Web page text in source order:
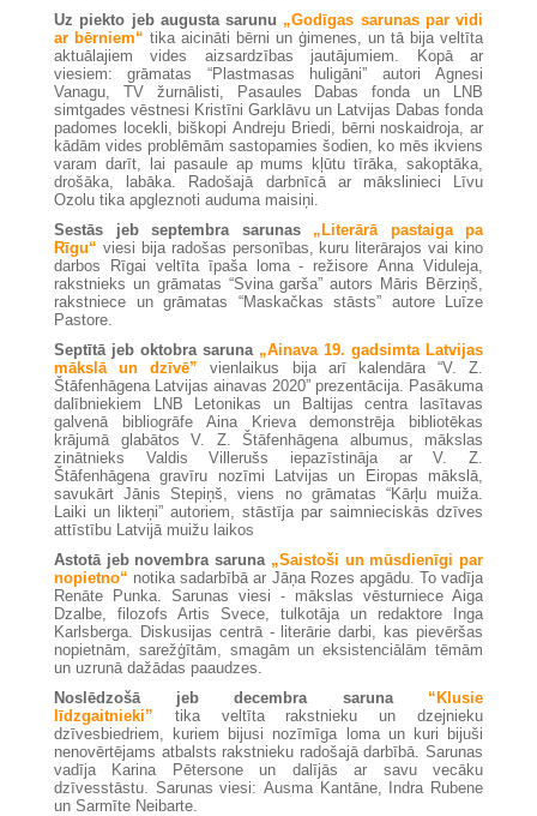
Uz piekto jeb augusta sarunu „Godīgas sarunas par vidi
ar bērniem“ tika aicināti bērni un ģimenes, un tā bija veltīta
aktuālajiem vides aizsardzības jautājumiem. Kopā ar
viesiem: grāmatas “Plastmasas huligāni” autori Agnesi
Vanagu, TV žurnālisti, Pasaules Dabas fonda un LNB
simtgades vēstnesi Kristīni Garklāvu un Latvijas Dabas fonda
padomes locekli, biškopi Andreju Briedi, bērni noskaidroja, ar
kādām vides problēmām sastopamies šodien, ko mēs ikviens
varam darīt, lai pasaule ap mums kļūtu tīrāka, sakoptāka,
drošāka, labāka. Radošajā darbnīcā ar mākslinieci Līvu
Ozolu tika apgleznoti auduma maisiņi.
Sestās jeb septembra sarunas
„Literārā pastaiga pa
Rīgu“ viesi bija radošas personības, kuru literārajos vai kino
darbos Rīgai veltīta īpaša loma - režisore Anna Viduleja,
rakstnieks un grāmatas “Svina garša” autors Māris Bērziņš,
rakstniece un grāmatas “Maskačkas stāsts” autore Luīze
Pastore.
Septītā jeb oktobra saruna „Ainava 19. gadsimta Latvijas
mākslā un dzīvē”vienlaikus bija arī kalendāra “V. Z.
Štāfenhāgena Latvijas ainavas 2020” prezentācija. Pasākuma
dalībniekiem LNB Letonikas un Baltijas centra lasītavas
galvenā bibliogrāfe Aina Krieva demonstrēja bibliotēkas
krājumā glabātos V. Z. Štāfenhāgena albumus, mākslas
zinātnieks Valdis Villerušs iepazīstināja ar V. Z.
Štāfenhāgena gravīru nozīmi Latvijas un Eiropas mākslā,
savukārt Jānis Stepiņš, viens no grāmatas “Kārļu muiža.
Laiki un likteņi” autoriem, stāstīja par saimnieciskās dzīves
attīstību Latvijā muižu laikos
Astotā jeb novembra saruna „Saistoši un mūsdienīgi par
nopietno“ notika sadarbībā ar Jāņa Rozes apgādu. To vadīja
Renāte Punka. Sarunas viesi - mākslas vēsturniece Aiga
Dzalbe, filozofs Artis Svece, tulkotāja un redaktore Inga
Karlsberga. Diskusijas centrā - literārie darbi, kas pievēršas
nopietnām, sarežģītām, smagām un eksistenciālām tēmām
un uzrunā dažādas paaudzes.
Noslēdzošā jeb decembra saruna “Klusie
līdzgaitnieki” tika veltīta rakstnieku un dzejnieku
dzīvesbiedriem, kuriem bijusi nozīmīga loma un kuri bijuši
nenovērtējams atbalsts rakstnieku radošajā darbībā. Sarunas
vadīja Karina Pētersone un dalījās ar savu vecāku
dzīvesstāstu. Sarunas viesi: Ausma Kantāne, Indra Rubene
un Sarmīte Neibarte.